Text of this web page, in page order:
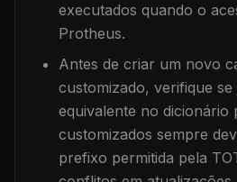
executados quando o
Protheus.
Antes de criar um novo
customizado, verifique se
equivalente no dicionário
customizados sempre
prefixo permitida pela